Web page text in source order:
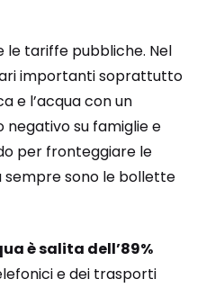
le tariffe pubbliche. Nel
importanti soprattutto
e l’acqua con un
su famiglie e
per fronteggiare le
sempre sono le bollette
è salita dell’89%
e dei trasporti